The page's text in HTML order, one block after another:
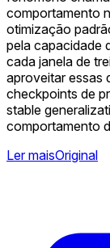
comportamento
otimização
pela capacidade
cada janela de
aproveitar essas
checkpoints de
stable
comportamento
Ler maisOriginal